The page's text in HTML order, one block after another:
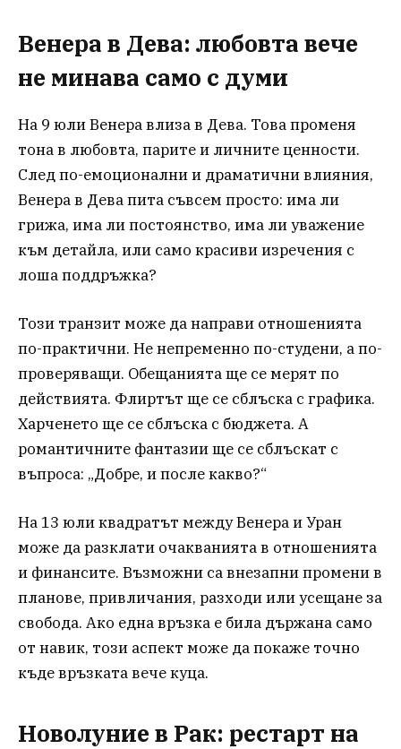
Венера в Дева: любовта вече
не минава само с думи
На 9 юли Венера влиза в Дева. Това променя
тона в любовта, парите и личните ценности.
След по-емоционални и драматични влияния,
Венера в Дева пита съвсем просто: има ли
грижа, има ли постоянство, има ли уважение
към детайла, или само красиви изречения с
лоша поддръжка?
Този транзит може да направи отношенията
по-практични. Не непременно по-студени, а по-
проверяващи. Обещанията ще се мерят по
действията. Флиртът ще се сблъска с графика.
Харченето ще се сблъска с бюджета. А
романтичните фантазии ще се сблъскат с
въпроса: „Добре, и после какво?“
На 13 юли квадратът между Венера и Уран
може да разклати очакванията в отношенията
и финансите. Възможни са внезапни промени в
планове, привличания, разходи или усещане за
свобода. Ако една връзка е била държана само
от навик, този аспект може да покаже точно
къде връзката вече куца.
Новолуние в Рак: рестарт на